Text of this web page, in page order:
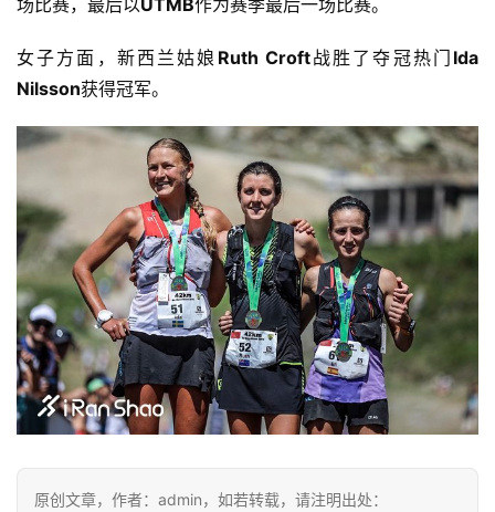
场比赛，最后以UTMB作为赛季最后一场比赛。
女子方面，新西兰姑娘 Ruth Croft战胜了夺冠热门 Ida
Nilsson获得冠军。
原创文章，作者：admin，如若转载，请注明出处：